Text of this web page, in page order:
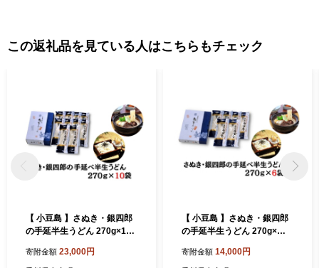
この返礼品を見ている人はこちらもチェック
【 小豆島 】さぬき・銀四郎
の手延半生うどん 270g×10
寄附金額 23,000円
【 小豆島 】さぬき・銀四郎
の手延半生うどん 270g×６
寄附金額 14,000円